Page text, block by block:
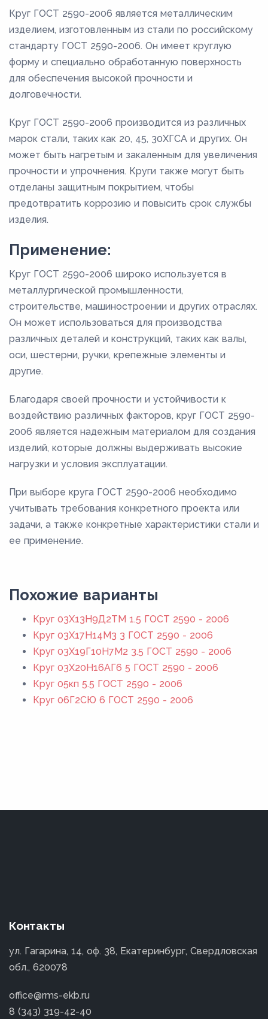
Круг ГОСТ 2590-2006 является металлическим
изделием, изготовленным из стали по российскому
стандарту ГОСТ 2590-2006. Он имеет круглую
форму и специально обработанную поверхность
для обеспечения высокой прочности и
долговечности.
Круг ГОСТ 2590-2006 производится из различных
марок стали, таких как 20, 45, 30ХГСА и других. Он
может быть нагретым и закаленным для увеличения
прочности и упрочнения. Круги также могут быть
отделаны защитным покрытием, чтобы
предотвратить коррозию и повысить срок службы
изделия.
Применение:
Круг ГОСТ 2590-2006 широко используется в
металлургической промышленности,
строительстве, машиностроении и других отраслях.
Он может использоваться для производства
различных деталей и конструкций, таких как валы,
оси, шестерни, ручки, крепежные элементы и
другие.
Благодаря своей прочности и устойчивости к
воздействию различных факторов, круг ГОСТ 2590-
2006 является надежным материалом для создания
изделий, которые должны выдерживать высокие
нагрузки и условия эксплуатации.
При выборе круга ГОСТ 2590-2006 необходимо
учитывать требования конкретного проекта или
задачи, а также конкретные характеристики стали и
ее применение.
Похожие варианты
Круг 03Х13Н9Д2ТМ 1.5 ГОСТ 2590 - 2006
Круг 03Х17Н14М3 3 ГОСТ 2590 - 2006
Круг 03Х19Г10Н7М2 3.5 ГОСТ 2590 - 2006
Круг 03Х20Н16АГ6 5 ГОСТ 2590 - 2006
Круг 05кп 5.5 ГОСТ 2590 - 2006
Круг 06Г2СЮ 6 ГОСТ 2590 - 2006
Контакты
ул. Гагарина, 14, оф. 38, Екатеринбург, Свердловская
обл., 620078
office@rms-ekb.ru
8 (343) 319-42-40